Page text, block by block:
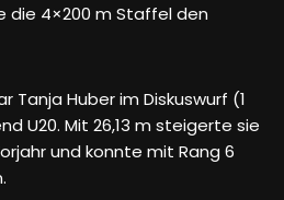
die 4×200 m Staffel den
Tanja Huber im Diskuswurf (1
U20. Mit 26,13 m steigerte sie
und konnte mit Rang 6